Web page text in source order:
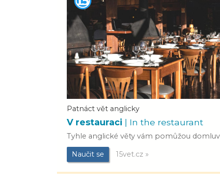
Patnáct vět anglicky
V restauraci | In the restaurant
Tyhle anglické věty vám pomůžou
Naučit se 15vet.cz »